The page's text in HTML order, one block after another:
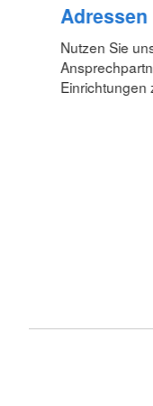
Adressen
Nutzen Sie
Einrichtungen